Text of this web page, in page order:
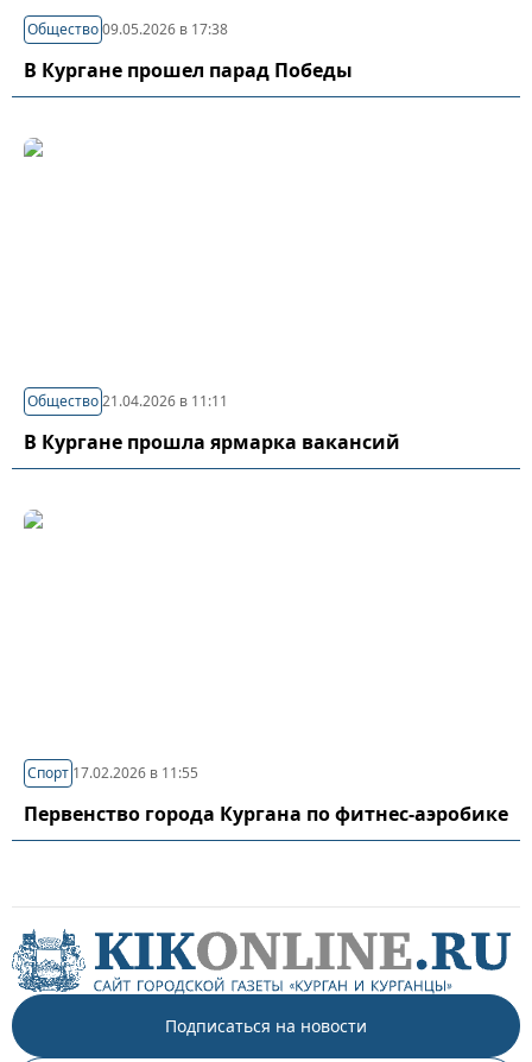
Общество09.05.2026 в 17:38
В Кургане прошел парад Победы
Общество21.04.2026 в 11:11
В Кургане прошла ярмарка вакансий
Спорт 17.02.2026 в 11:55
Первенство города Кургана по фитнес-аэробике
Подписаться на новости